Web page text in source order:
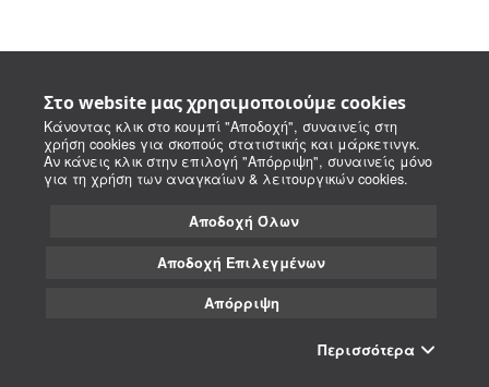
Στο website μας χρησιμοποιούμε cookies
Κάνοντας κλικ στο κουμπί "Αποδοχή", συναινείς στη
χρήση cookies για σκοπούς στατιστικής και μάρκετινγκ.
Αν κάνεις κλικ στην επιλογή "Απόρριψη", συναινείς μόνο
για τη χρήση των αναγκαίων & λειτουργικών cookies.
Αποδοχή Όλων
Αποδοχή Επιλεγμένων
Απόρριψη
Περισσότερα